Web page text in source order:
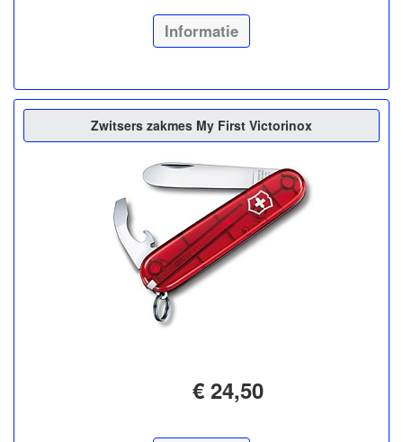
Informatie
Zwitsers zakmes My First Victorinox
€ 24,50